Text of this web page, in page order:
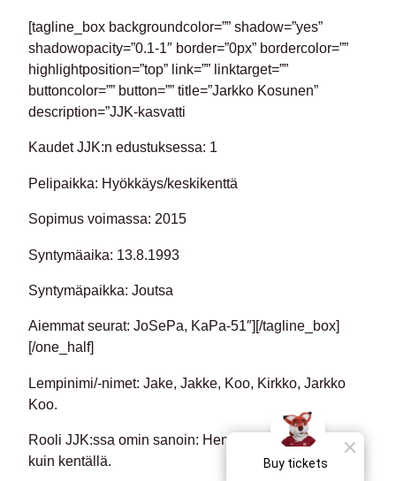
[tagline_box backgroundcolor=”” shadow=”yes”
shadowopacity=”0.1-1″ border=”0px” bordercolor=””
highlightposition=”top” link=”” linktarget=””
buttoncolor=”” button=”” title=”Jarkko Kosunen”
description=”JJK-kasvatti
Kaudet JJK:n edustuksessa: 1
Pelipaikka: Hyökkäys/keskikenttä
Sopimus voimassa: 2015
Syntymäaika: 13.8.1993
Syntymäpaikka: Joutsa
Aiemmat seurat: JoSePa, KaPa-51″][/tagline_box]
[/one_half]
Lempinimi/-nimet: Jake, Jakke, Koo, Kirkko, Jarkko
Koo.
Rooli JJK:ssa omin sanoin: Hengenluoja niin kopissa
kuin kentällä.